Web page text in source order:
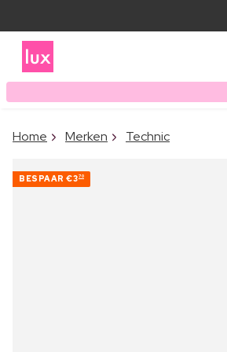
Home Merken Technic
BESPAAR €370